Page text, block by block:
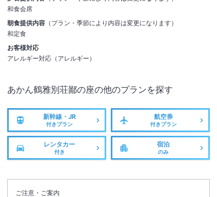
和食会席
朝食提供内容 （プラン・季節により内容は変更になります）
和定食
お客様対応
アレルギー対応（アレルギー）
あかん鶴雅別荘鄙の座の他のプランを探す
新幹線・JR
付きプラン
航空券
付きプラン
レンタカー
付き
宿泊
のみ
ご注意・ご案内